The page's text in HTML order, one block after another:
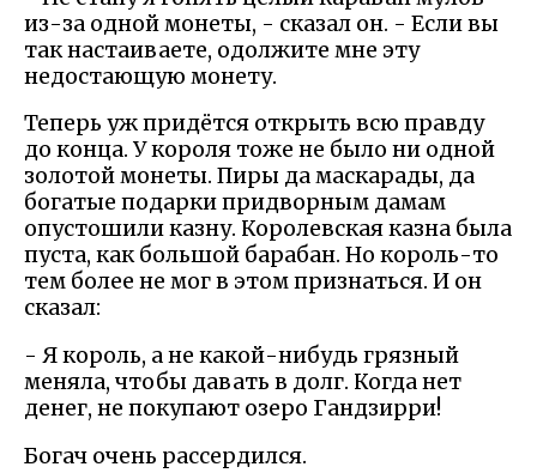
из-за одной монеты, - сказал он. - Если вы
так настаиваете, одолжите мне эту
недостающую монету.
Теперь уж придётся открыть всю правду
до конца. У короля тоже не было ни одной
золотой монеты. Пиры да маскарады, да
богатые подарки придворным дамам
опустошили казну. Королевская казна была
пуста, как большой барабан. Но король-то
тем более не мог в этом признаться. И он
сказал:
- Я король, а не какой-нибудь грязный
меняла, чтобы давать в долг. Когда нет
денег, не покупают озеро Гандзирри!
Богач очень рассердился.